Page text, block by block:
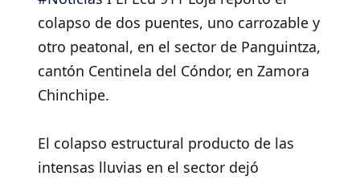
colapso de dos puentes, uno carrozable y
otro peatonal, en el sector de Panguintza,
cantón Centinela del Cóndor, en Zamora
Chinchipe.
El colapso estructural producto de las
intensas lluvias en el sector dejó